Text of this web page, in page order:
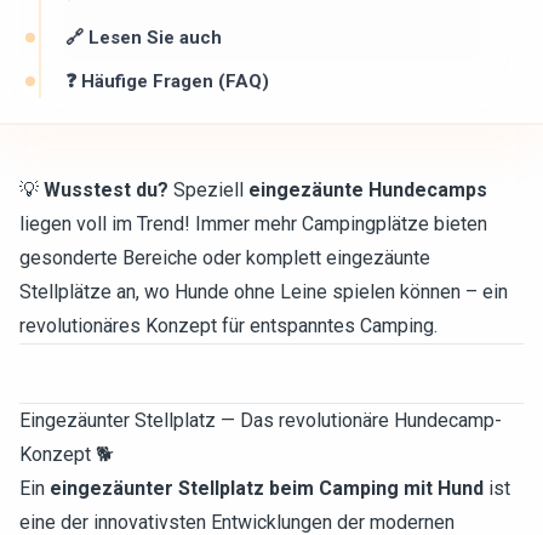
🔗 Lesen Sie auch
❓ Häufige Fragen (FAQ)
💡 Wusstest du? Speziell eingezäunte Hundecamps
liegen voll im Trend! Immer mehr Campingplätze bieten
gesonderte Bereiche oder komplett eingezäunte
Stellplätze an, wo Hunde ohne Leine spielen können – ein
revolutionäres Konzept für entspanntes Camping.
Eingezäunter Stellplatz — Das revolutionäre Hundecamp-
Konzept 🐕
Ein eingezäunter Stellplatz beim Camping mit Hund ist
eine der innovativsten Entwicklungen der modernen